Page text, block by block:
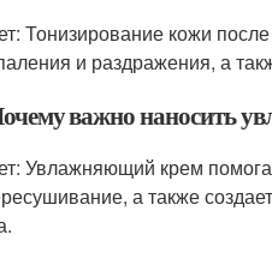
Тонизирование кожи
и раздражения, а
важно наносить
Увлажняющий крем
а также